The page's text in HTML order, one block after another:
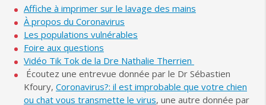
Affiche à imprimer sur le lavage des mains
À propos du Coronavirus
Les populations vulnérables
Foire aux questions
Vidéo Tik Tok de la Dre Nathalie Therrien
Écoutez une entrevue donnée par le Dr Sébastien
Kfoury, Coronavirus?: il est improbable que votre chien
ou chat vous transmette le virus, une autre donnée par